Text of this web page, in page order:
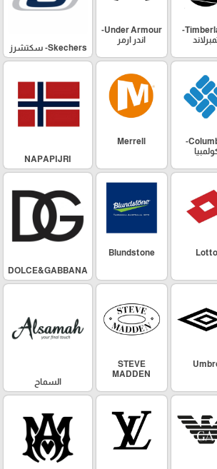
Timberland-
Under Armour-
اندر ارمر
Skechers- سكتشرز
Columbia-
Merrell
NAPAPIJRI
Lotto
Blundstone
DOLCE&GABBANA
STEVE
MADDEN
السماح